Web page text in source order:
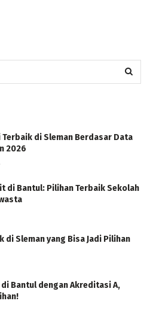
Terbaik di Sleman Berdasar Data
2026
di Bantul: Pilihan Terbaik Sekolah
di Sleman yang Bisa Jadi Pilihan
di Bantul dengan Akreditasi A,